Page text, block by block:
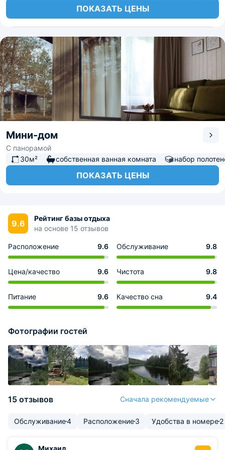
ПОКАЗАТЬ ЦЕНЫ
Мини-дом
С панорамой
30м²
собственная ванная комната набор
ПОКАЗАТЬ ЦЕНЫ
9.6
Рейтинг базы отдыха
на основе 15 отзывов
Расположение 9.6 Обслуживание 9.8
Цена/качество 9.6 Чистота 9.8
Питание 9.6 Качество сна 9.4
Фотографии гостей
15 отзывов Сначала рекомендуемые
Обслуживание4 Расположение3 Удобства в номере2
Михаил